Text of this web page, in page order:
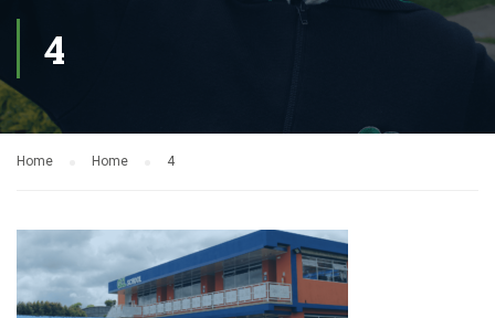
4
Home Home 4